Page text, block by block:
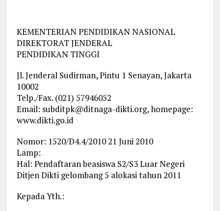
KEMENTERIAN PENDIDIKAN NASIONAL
DIREKTORAT JENDERAL
PENDIDIKAN TINGGI
Jl. Jenderal Sudirman, Pintu 1 Senayan, Jakarta
10002
Telp./Fax. (021) 57946052
Email: subditpk@ditnaga-dikti.org, homepage:
www.dikti.go.id
Nomor: 1520/D4.4/2010 21 Juni 2010
Lamp:
Hal: Pendaftaran beasiswa S2/S3 Luar Negeri
Ditjen Dikti gelombang 5 alokasi tahun 2011
Kepada Yth.: